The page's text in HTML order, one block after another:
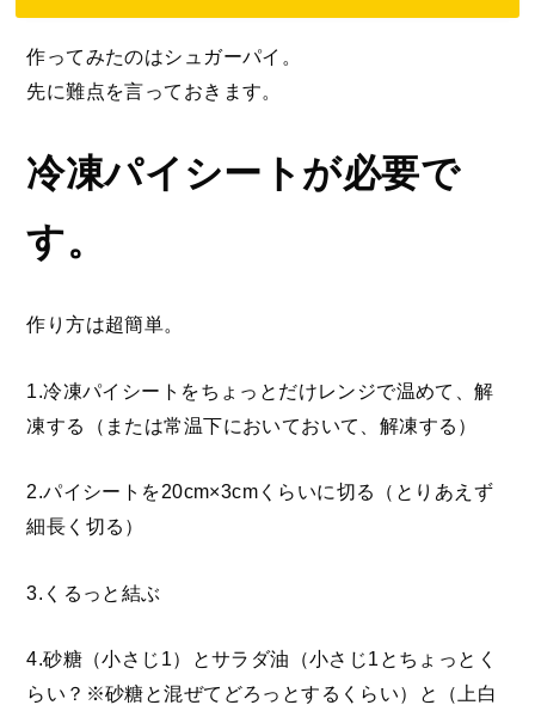
作ってみたのはシュガーパイ。
先に難点を言っておきます。
冷凍パイシートが必要で
す。
作り方は超簡単。
1.冷凍パイシートをちょっとだけレンジで温めて、解
凍する（または常温下においておいて、解凍する）
2.パイシートを20cm×3cmくらいに切る（とりあえず
細長く切る）
3.くるっと結ぶ
4.砂糖（小さじ1）とサラダ油（小さじ1とちょっとく
らい？※砂糖と混ぜてどろっとするくらい）と（上白